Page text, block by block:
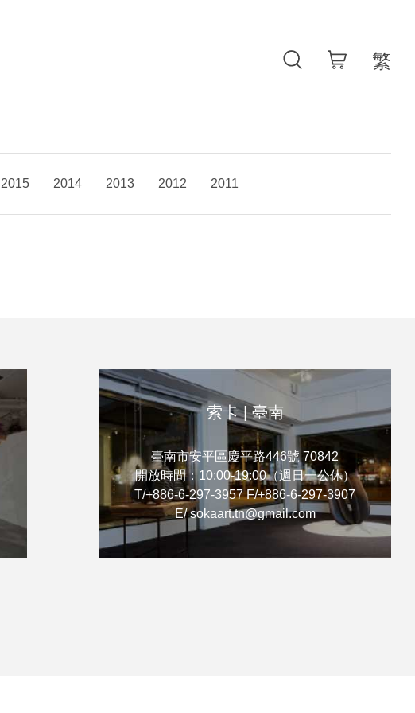
2015 2014 2013 2012 2011
索卡 | 臺南
臺南市安平區慶平路446號 70842
開放時間：10:00-19:00（週日一公休）
T/+886-6-297-3957 F/+886-6-297-3907
E/ sokaart.tn@gmail.com